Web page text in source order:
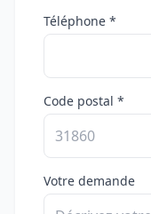
Téléphone *
Code postal *
Votre demande